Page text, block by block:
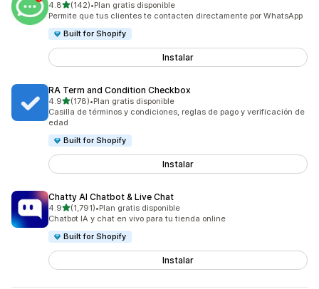
4.8de 5 estrellas
(142)
142 reseñas en total
•Plan gratis disponible
Permite que tus clientes te contacten directamente por WhatsApp
Built for Shopify
Instalar
RA Term and Condition Checkbox
4.9de 5 estrellas
(178)
178 reseñas en total
•Plan gratis disponible
Casilla de términos y condiciones, reglas de pago y verificación de
edad
Built for Shopify
Instalar
Chatty AI Chatbot & Live Chat
4.9de 5 estrellas
(1,791)
1791 reseñas en total
•Plan gratis disponible
Chatbot IA y chat en vivo para tu tienda online
Built for Shopify
Instalar